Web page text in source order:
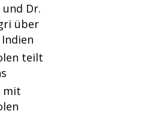
und Dr.
über
teilt
mit